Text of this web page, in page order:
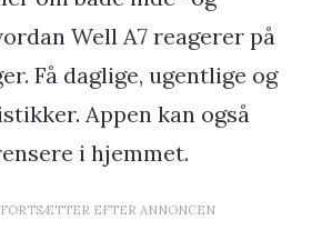
Well A7 reagerer på
Få daglige, ugentlige og
Appen kan også
i hjemmet.
EFTER ANNONCEN